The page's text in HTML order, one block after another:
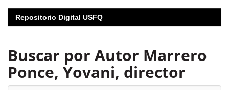
Repositorio Digital USFQ
Buscar por Autor Marrero
Ponce, Yovani, director